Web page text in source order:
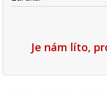
Je nám líto,